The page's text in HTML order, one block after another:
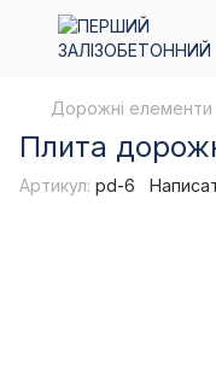
Дорожні елементи
Плита
Артикул: pd-6